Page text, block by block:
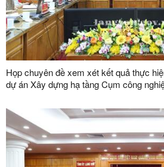
Họp chuyên đề xem xét kết quả thực
dự án Xây dựng hạ tầng Cụm công
phục vụ giải phóng mặt bằng dự án Khu
Sơn